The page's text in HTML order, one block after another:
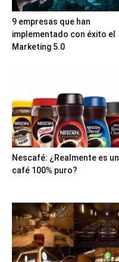
9 empresas que han
implementado con éxito el
Marketing 5.0
Nescafé: ¿Realmente es un
café 100% puro?